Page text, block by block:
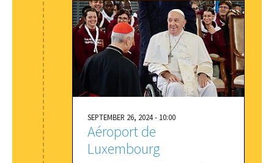
SEPTEMBER 26, 2024 - 10:00
Aéroport de
Luxembourg